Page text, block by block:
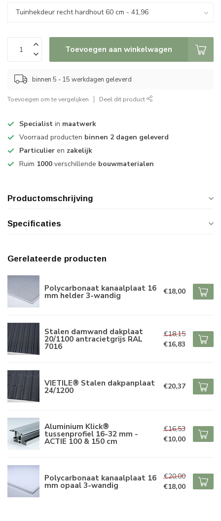
Toevoegen aan winkelwagen
binnen 5 - 15 werkdagen geleverd
Toevoegen om te vergelijken Deel dit product
Specialist in maatwerk
Voorraad producten binnen 2 dagen geleverd
Particulier en zakelijk
Ruim 1000 verschillende bouwmaterialen
Productomschrijving
Specificaties
Gerelateerde producten
Polycarbonaat kanaalplaat 16
mm helder 3-wandig €18,00
Stalen damwand dakplaat
20/1100 antracietgrijs RAL
7016
€18,15
€16,83
VIETILE® Stalen dakpanplaat
24/1200 €20,37
Aluminium Klick®
tussenprofiel 16-32 mm -
ACTIE 100 & 150 cm
€16,53
€10,00
Polycarbonaat kanaalplaat 16
mm opaal 3-wandig
€20,00
€18,00